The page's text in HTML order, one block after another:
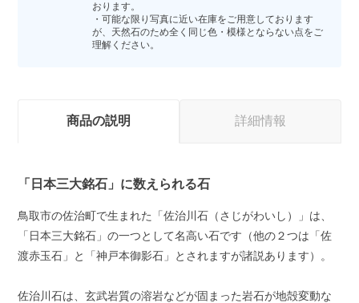
おります。
・可能な限り写真に近い在庫をご用意しております
が、天然石のため全く同じ色・模様とならない点をご
理解ください。
商品の説明 詳細情報
「日本三大銘石」に数えられる石
鳥取市の佐治町で生まれた「佐治川石（さじがわいし）」は、
「日本三大銘石」の一つとして名高い石です（他の２つは「佐
渡赤玉石」と「神戸本御影石」とされますが諸説あります）。
佐治川石は、玄武岩質の溶岩などが固まった岩石が地殻変動な